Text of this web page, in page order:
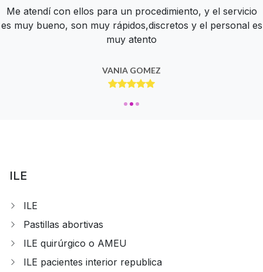
Estupenda atención desde hace más de 10 años. súper
profesionales
Me atendí con ellos para un procedimiento, y el servicio
es muy bueno, son muy rápidos,discretos y el personal es
muy atento
VANIA GOMEZ
Tienen un muy bien servicio, todos son muy amables y te
atienden con delicadeza
ILE
ILE
Pastillas abortivas
ILE quirúrgico o AMEU
ILE pacientes interior republica